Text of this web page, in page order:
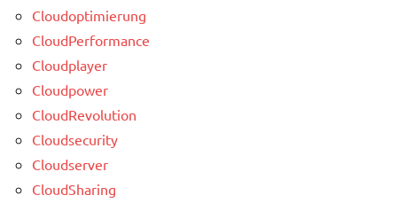
Cloudoptimierung
CloudPerformance
Cloudplayer
Cloudpower
CloudRevolution
Cloudsecurity
Cloudserver
CloudSharing